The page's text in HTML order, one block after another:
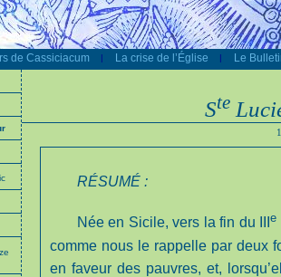
de Cassiciacum | La crise de l’Église | Le
Ste
RÉSUMÉ :
Née en Sicile, vers la fin du IIIe
comme nous le rappelle par deux
en faveur des pauvres, et,